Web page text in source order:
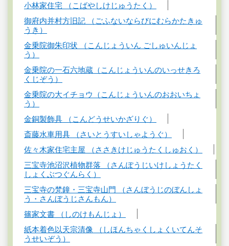
小林家住宅 （こばやしけじゅうたく）
御府内并村方旧記 （ごふないならびにむらかたきゅ
うき）
金乗院御朱印状 （こんじょういん ごしゅいんじょ
う）
金乗院の一石六地蔵（こんじょういんのいっせきろ
くじぞう）
金乗院の大イチョウ（こんじょういんのおおいちょ
う）
金銅製飾具 （こんどうせいかざりぐ）
斎藤水車用具 （さいとうすいしゃようぐ）
佐々木家住宅主屋 （ささきけじゅうたくしゅおく）
三宝寺池沼沢植物群落 （さんぽうじいけしょうたく
しょくぶつぐんらく）
三宝寺の梵鐘・三宝寺山門 （さんぼうじのぼんしょ
う・さんぼうじさんもん）
篠家文書 （しのけもんじょ）
紙本着色以天宗清像 （しほんちゃくしょくいてんそ
うせいぞう）